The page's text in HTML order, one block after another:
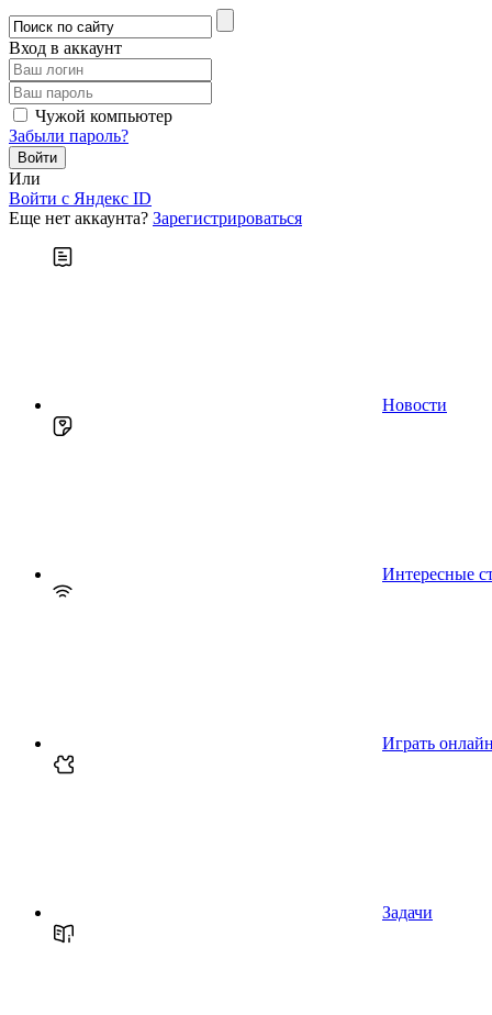
Вход в аккаунт
Чужой компьютер
Забыли пароль?
Или
Войти c Яндекс ID
Еще нет аккаунта? Зарегистрироваться
Новости
Интересные
Играть онлайн
Задачи